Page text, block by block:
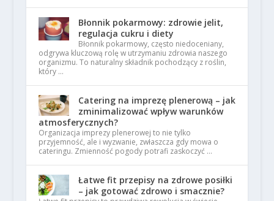
Błonnik pokarmowy: zdrowie jelit,
regulacja cukru i diety
Błonnik pokarmowy, często niedoceniany,
odgrywa kluczową rolę w utrzymaniu zdrowia naszego
organizmu. To naturalny składnik pochodzący z roślin,
który …
Catering na imprezę plenerową – jak
zminimalizować wpływ warunków
atmosferycznych?
Organizacja imprezy plenerowej to nie tylko
przyjemność, ale i wyzwanie, zwłaszcza gdy mowa o
cateringu. Zmienność pogody potrafi zaskoczyć …
Łatwe fit przepisy na zdrowe posiłki
– jak gotować zdrowo i smacznie?